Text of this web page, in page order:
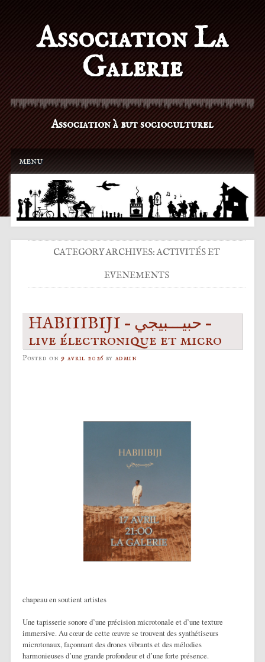
Association La
Galerie
Association à but socioculturel
Main menu
Skip to content
menu
CATEGORY ARCHIVES:ACTIVITÉS ET
EVENEMENTS
HABIIIBIJI – حبيـــبيجي –
live électronique et micro
Posted on9 avril 2026 by admin
chapeau en soutient artistes
Une tapisserie sonore d’une précision microtonale et d’une texture
immersive. Au cœur de cette œuvre se trouvent des synthétiseurs
microtonaux, façonnant des drones vibrants et des mélodies
harmonieuses d’une grande profondeur et d’une forte présence.